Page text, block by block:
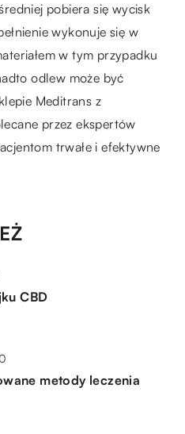
pobiera się wycisk
wykonuje się w
w tym przypadku
odlew może być
Meditrans z
przez ekspertów
trwałe i efektywne
CBD
metody leczenia